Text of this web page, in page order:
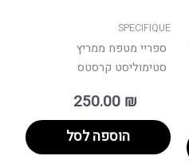
SPECIFIQUE
ספריי מטפח ממריץ
סטימוליסט קרסטס
250.00 ₪
הוספה לסל